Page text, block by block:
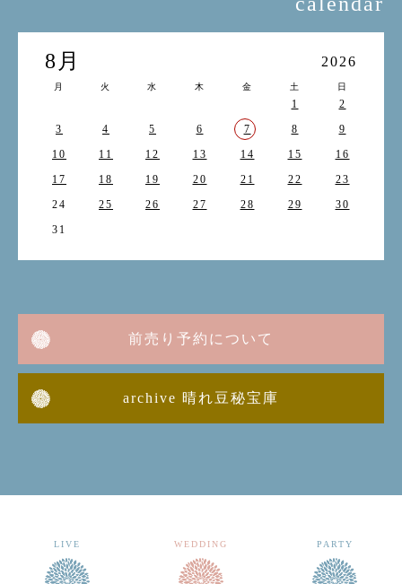
8月 2026
月 火 水 木 金 土 日
1
2
3
4 5 6 7 8
9
10
11 12 13 14 15
16
17
18 19 20 21 22
23
24
25 26 27 28 29
30
31
前売り予約について
archive 晴れ豆秘宝庫
LIVE WEDDING PARTY